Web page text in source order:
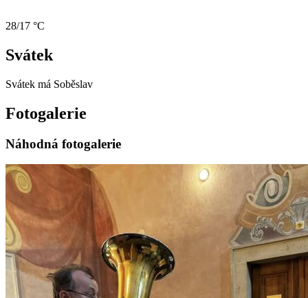
28/17 °C
Svátek
Svátek má Soběslav
Fotogalerie
Náhodná fotogalerie